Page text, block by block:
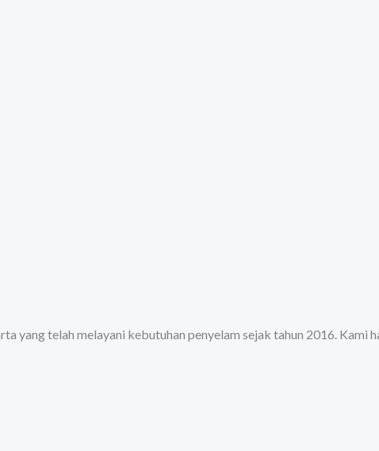
yang telah melayani kebutuhan penyelam sejak tahun 2016. Kami